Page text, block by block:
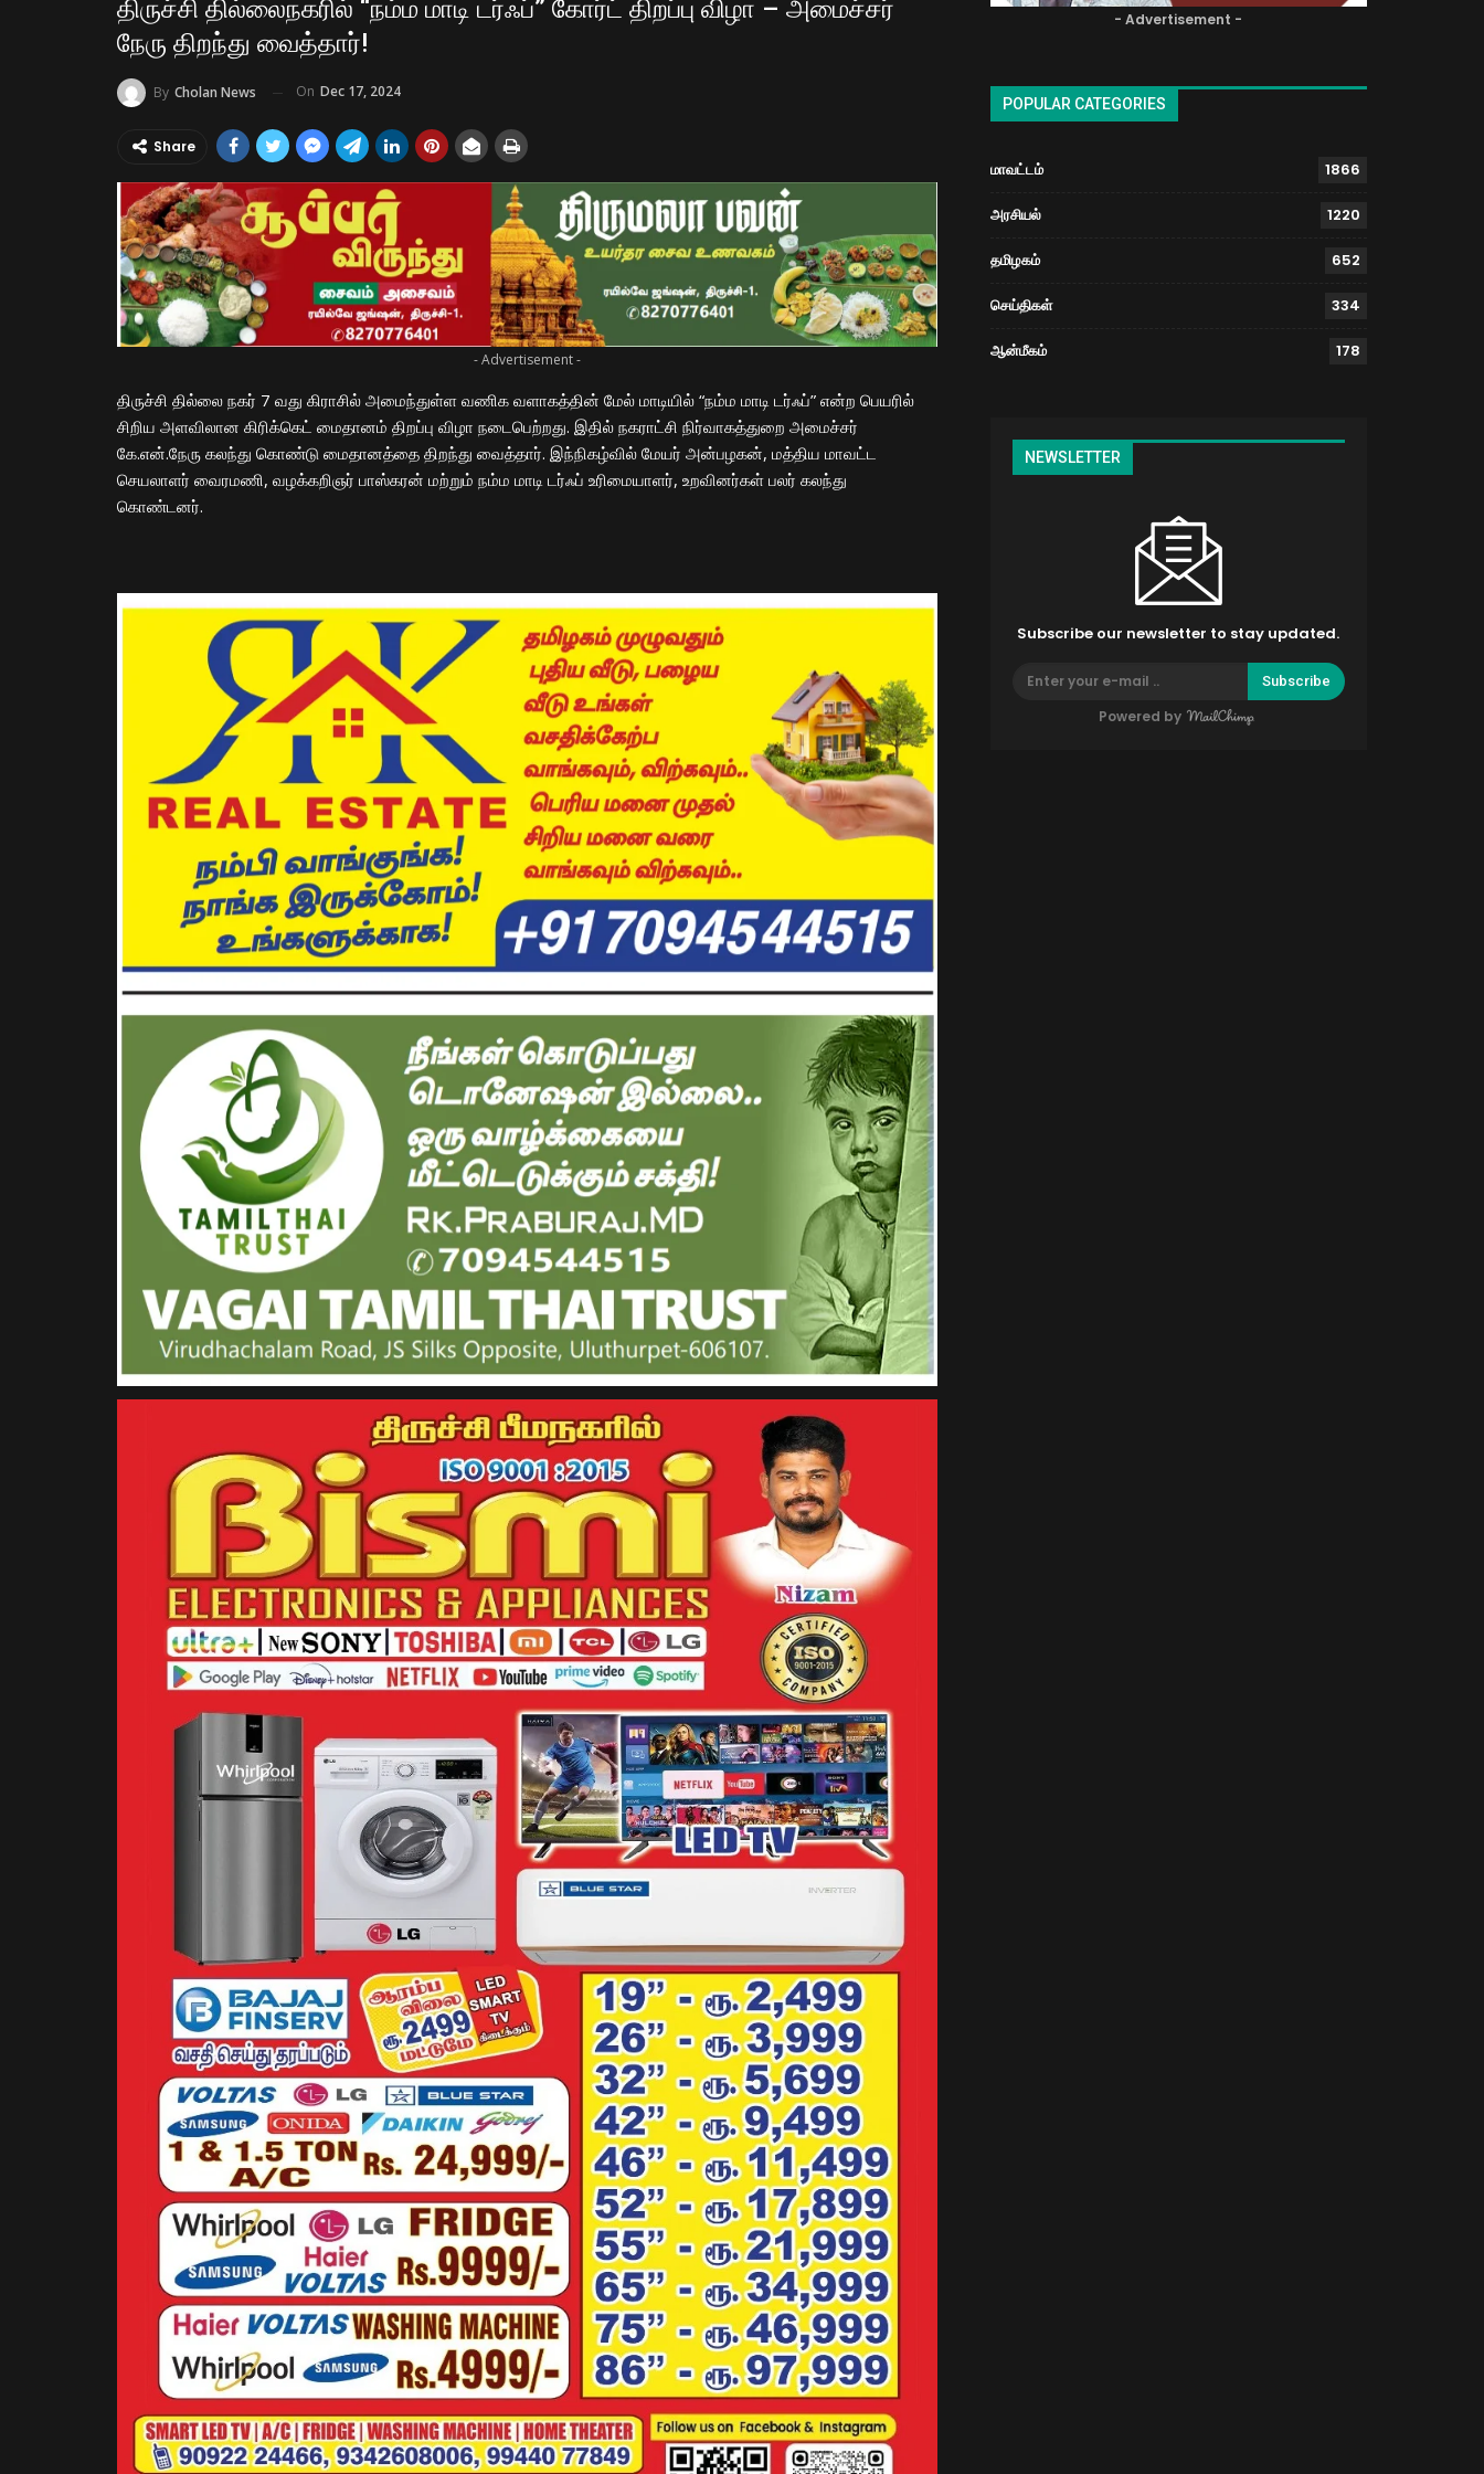
திருச்சி தில்லைநகரில் “நம்ம மாடி டர்ஃப்” கோர்ட் திறப்பு விழா – அமைச்சர்
நேரு திறந்து வைத்தார்!
By Cholan News On Dec 17, 2024
Share
- Advertisement -
திருச்சி தில்லை நகர் 7 வது கிராசில் அமைந்துள்ள வணிக வளாகத்தின் மேல் மாடியில் “நம்ம மாடி டர்ஃப்” என்ற பெயரில்
சிறிய அளவிலான கிரிக்கெட் மைதானம் திறப்பு விழா நடைபெற்றது. இதில் நகராட்சி நிர்வாகத்துறை அமைச்சர்
கே.என்.நேரு கலந்து கொண்டு மைதானத்தை திறந்து வைத்தார். இந்நிகழ்வில் மேயர் அன்பழகன், மத்திய மாவட்ட
செயலாளர் வைரமணி, வழக்கறிஞர் பாஸ்கரன் மற்றும் நம்ம மாடி டர்ஃப் உரிமையாளர், உறவினர்கள் பலர் கலந்து
கொண்டனர்.
- Advertisement -
POPULAR CATEGORIES
மாவட்டம் 1866
அரசியல் 1220
தமிழகம் 652
செய்திகள் 334
ஆன்மீகம் 178
NEWSLETTER
Subscribe our newsletter to stay updated.
Subscribe
Powered by